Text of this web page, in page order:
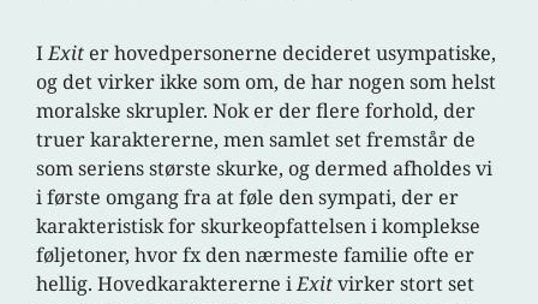
IExit er hovedpersonerne decideret usympatiske,
og det virker ikke som om, de har nogen som helst
moralske skrupler. Nok er der flere forhold, der
truer karaktererne, men samlet set fremstår de
som seriens største skurke, og dermed afholdes vi
i første omgang fra at føle den sympati, der er
karakteristisk for skurkeopfattelsen i komplekse
føljetoner, hvor fx den nærmeste familie ofte er
hellig. Hovedkaraktererne iExitvirker stort set